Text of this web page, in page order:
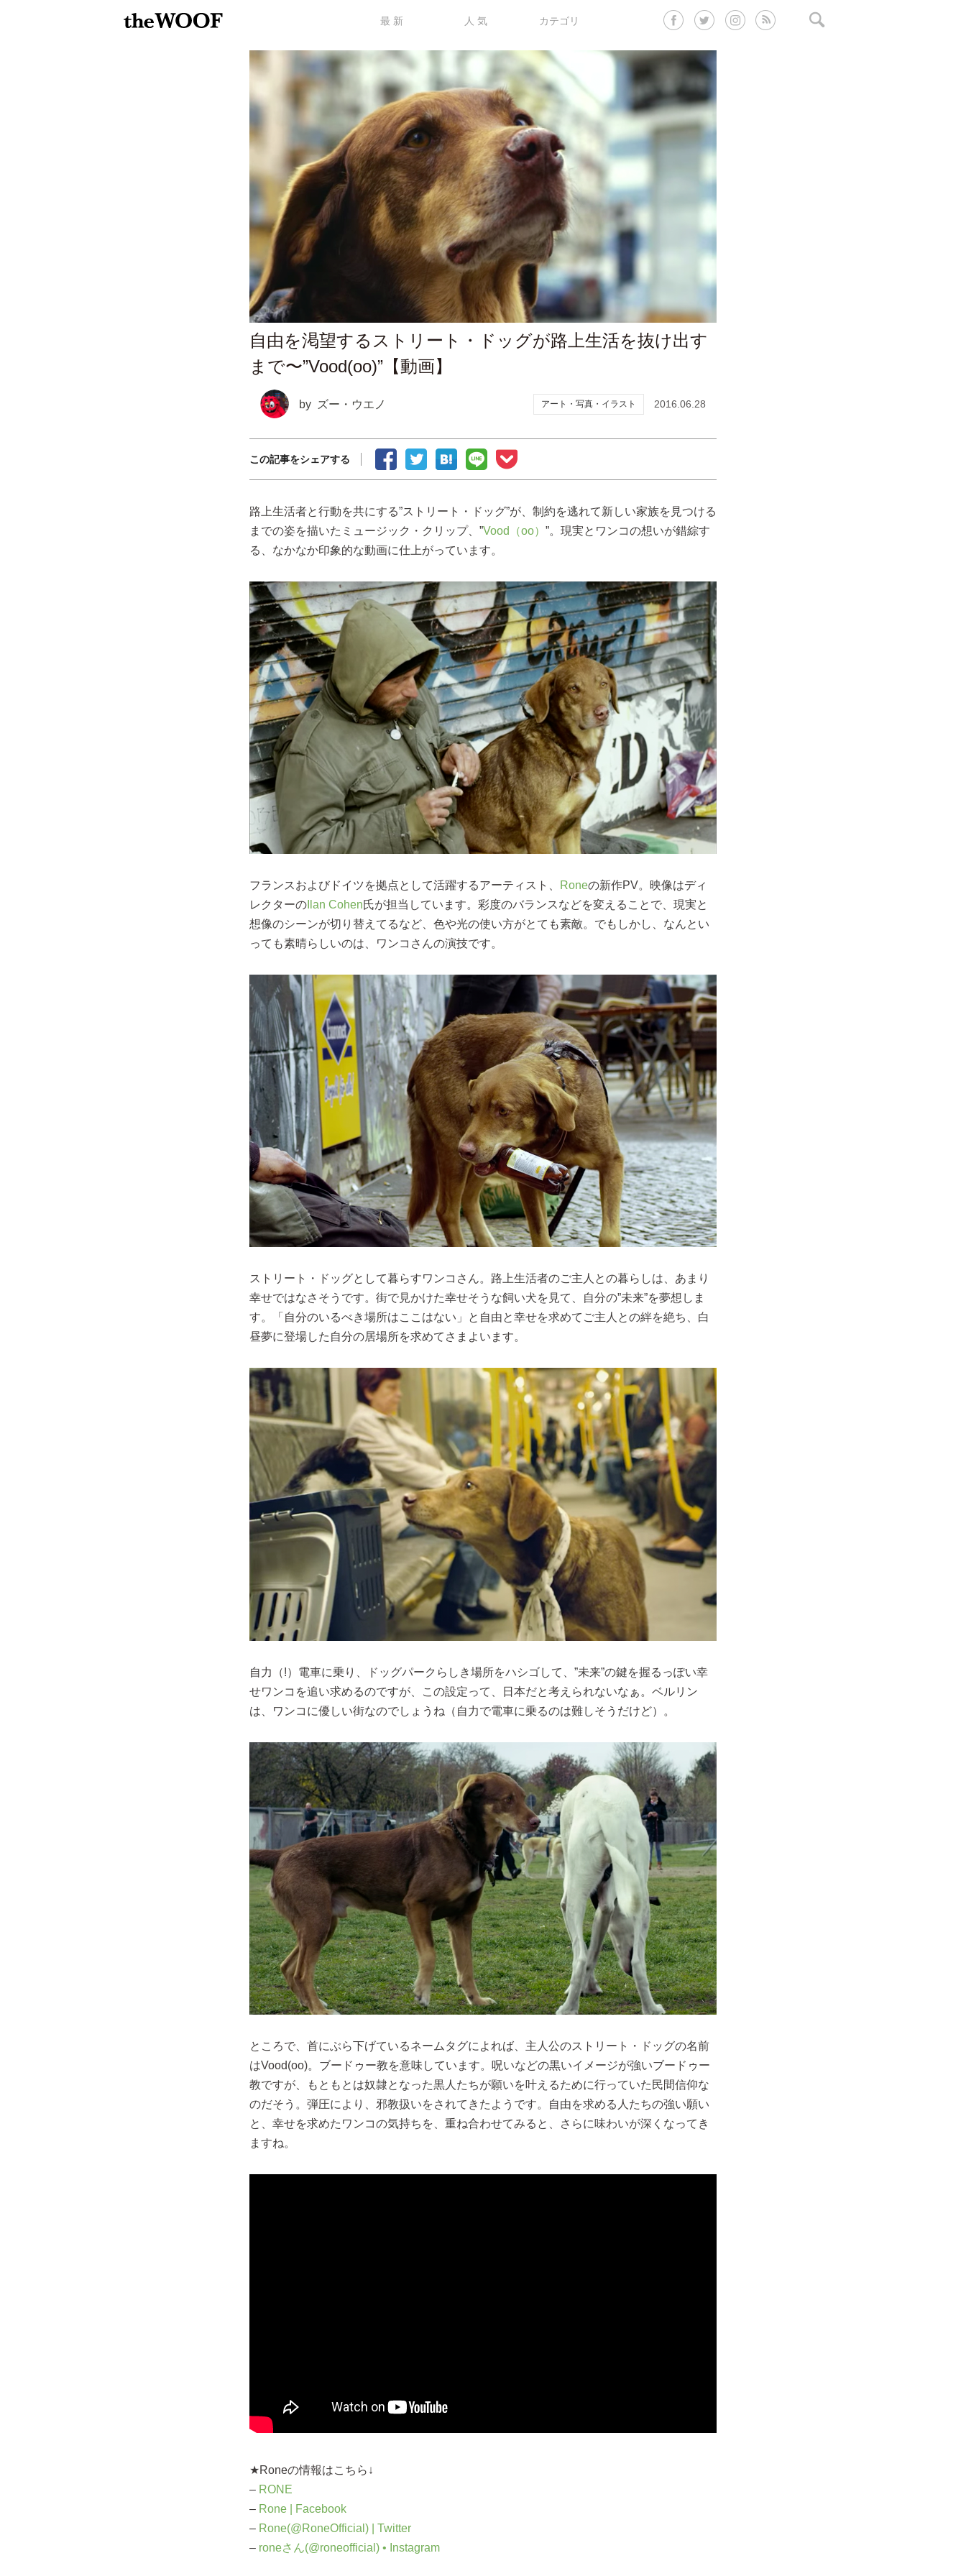
最 新 人 気 カテゴリ
自由を渇望するストリート・ドッグが路上生活を抜け出す
まで〜”Vood(oo)”【動画】
by ズー・ウエノ アート・写真・イラスト 2016.06.28
この記事をシェアする
路上生活者と行動を共にする”ストリート・ドッグ”が、制約を逃れて新しい家族を見つける
までの姿を描いたミュージック・クリップ、”Vood（oo） ”。現実とワンコの想いが錯綜す
る、なかなか印象的な動画に仕上がっています。
フランスおよびドイツを拠点として活躍するアーティスト、 Roneの新作PV。映像はディ
レクターの Ilan Cohen氏が担当しています。彩度のバランスなどを変えることで、現実と
想像のシーンが切り替えてるなど、色や光の使い方がとても素敵。でもしかし、なんとい
っても素晴らしいのは、ワンコさんの演技です。
ストリート・ドッグとして暮らすワンコさん。路上生活者のご主人との暮らしは、あまり
幸せではなさそうです。街で見かけた幸せそうな飼い犬を見て、自分の”未来”を夢想しま
す。「自分のいるべき場所はここはない」と自由と幸せを求めてご主人との絆を絶ち、白
昼夢に登場した自分の居場所を求めてさまよいます。
自力（!）電車に乗り、ドッグパークらしき場所をハシゴして、”未来”の鍵を握るっぽい幸
せワンコを追い求めるのですが、この設定って、日本だと考えられないなぁ。ベルリン
は、ワンコに優しい街なのでしょうね（自力で電車に乗るのは難しそうだけど）。
ところで、首にぶら下げているネームタグによれば、主人公のストリート・ドッグの名前
はVood(oo)。ブードゥー教を意味しています。呪いなどの黒いイメージが強いブードゥー
教ですが、もともとは奴隷となった黒人たちが願いを叶えるために行っていた民間信仰な
のだそう。弾圧により、邪教扱いをされてきたようです。自由を求める人たちの強い願い
と、幸せを求めたワンコの気持ちを、重ね合わせてみると、さらに味わいが深くなってき
ますね。
★Roneの情報はこちら↓
– RONE
– Rone | Facebook
– Rone(@RoneOfficial) | Twitter
– roneさん(@roneofficial) • Instagram